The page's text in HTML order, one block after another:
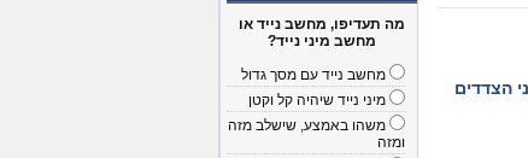
מה תעדיפו, מחשב נייד או
מחשב מיני נייד?
מחשב נייד עם מסך גדול
מיני נייד שיהיה קל וקטן
משהו באמצע, שישלב מזה
ומזה
הצדדים